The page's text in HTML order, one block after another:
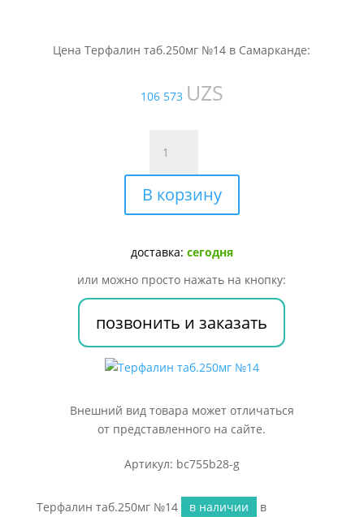
Цена Терфалин таб.250мг №14 в Самарканде:
106 573 UZS
товара
Терфалин
таб.250мг
№14
В корзину
доставка: сегодня
или можно просто нажать на кнопку:
позвонить и заказать
Внешний вид товара может отличаться
от представленного на сайте.
Артикул: bc755b28-g
Терфалин таб.250мг №14 в наличии
в